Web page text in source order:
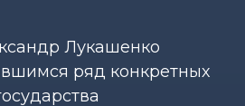
Лукашенко
ряд конкретных